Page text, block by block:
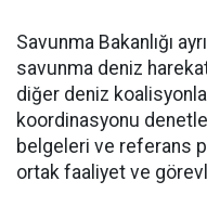
Savunma Bakanlığı
savunma deniz
diğer deniz
koordinasyonu
belgeleri ve referans
ortak faaliyet ve